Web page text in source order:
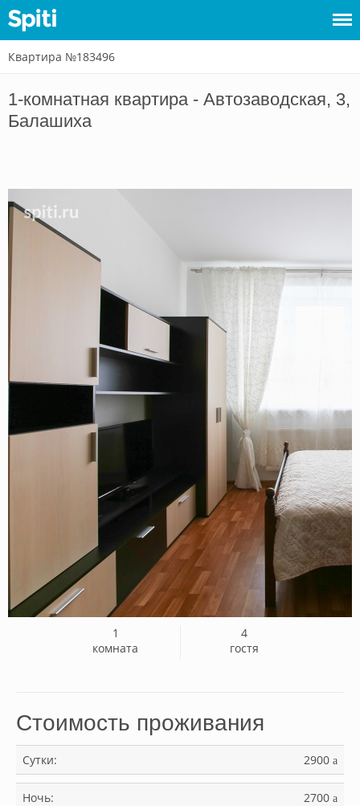
Войти
Сдать
Квартира №183496
1-комнатная квартира - Автозаводская, 3,
Балашиха
1
комната
4
гостя
Стоимость проживания
Сутки: 2900 a
Ночь: 2700 a